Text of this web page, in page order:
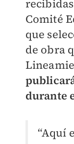
Comité
que
de obra
durante
“Aquí